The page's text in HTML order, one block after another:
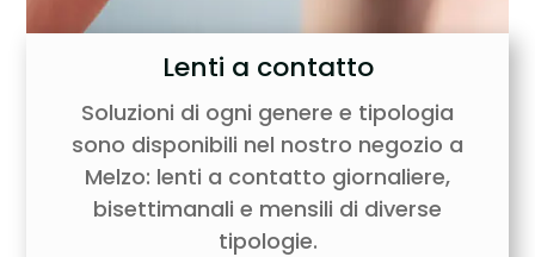
Lenti a contatto
Soluzioni di ogni genere e tipologia
sono disponibili nel nostro negozio a
Melzo: lenti a contatto giornaliere,
bisettimanali e mensili di diverse
tipologie.